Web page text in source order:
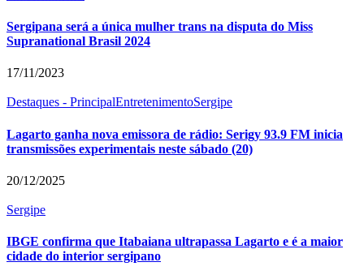
Sergipana será a única mulher trans na disputa do Miss
Supranational Brasil 2024
17/11/2023
Destaques - PrincipalEntretenimentoSergipe
Lagarto ganha nova emissora de rádio: Serigy 93.9 FM inicia
transmissões experimentais neste sábado (20)
20/12/2025
Sergipe
IBGE confirma que Itabaiana ultrapassa Lagarto e é a maior
cidade do interior sergipano